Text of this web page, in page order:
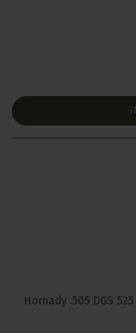
Hornady .505 DGS